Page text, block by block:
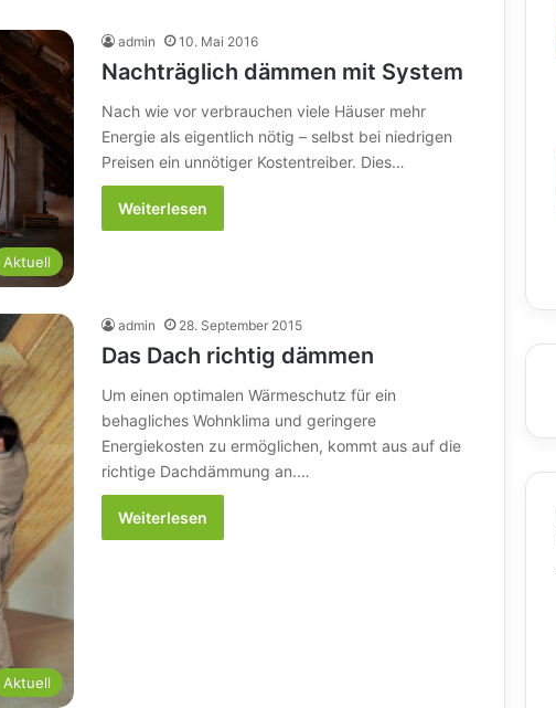
Aktuell
admin 10. Mai 2016
Nachträglich dämmen mit System
Nach wie vor verbrauchen viele Häuser mehr
Energie als eigentlich nötig – selbst bei niedrigen
Preisen ein unnötiger Kostentreiber. Dies…
Weiterlesen
Aktuell
admin 28. September 2015
Das Dach richtig dämmen
Um einen optimalen Wärmeschutz für ein
behagliches Wohnklima und geringere
Energiekosten zu ermöglichen, kommt aus auf die
richtige Dachdämmung an.…
Weiterlesen